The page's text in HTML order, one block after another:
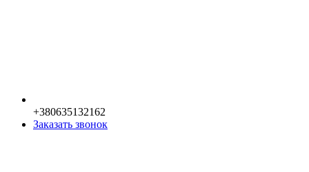
+380635132162
Заказать звонок